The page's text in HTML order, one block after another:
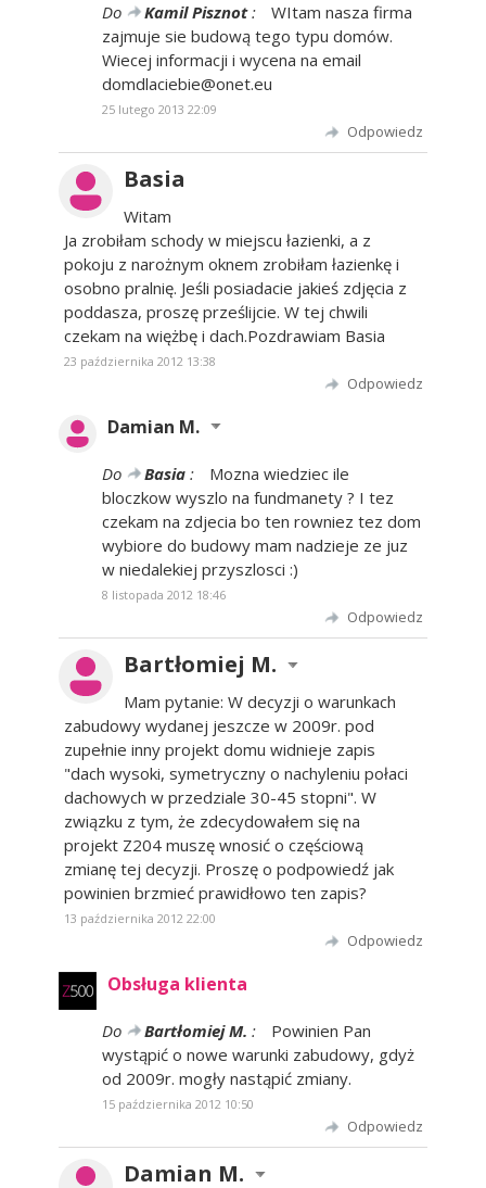
Do Kamil Pisznot:
WItam nasza firma
zajmuje sie budową tego typu domów.
Wiecej informacji i wycena na email
domdlaciebie@onet.eu
25 lutego 2013 22:09
Odpowiedz
Basia
Witam
Ja zrobiłam schody w miejscu łazienki, a z
pokoju z narożnym oknem zrobiłam łazienkę i
osobno pralnię. Jeśli posiadacie jakieś zdjęcia z
poddasza, proszę prześlijcie. W tej chwili
czekam na więżbę i dach.Pozdrawiam Basia
23 października 2012 13:38
Odpowiedz
Damian M.
Do Basia :
Mozna wiedziec ile
bloczkow wyszlo na fundmanety ? I tez
czekam na zdjecia bo ten rowniez tez dom
wybiore do budowy mam nadzieje ze juz
w niedalekiej przyszlosci :)
8 listopada 2012 18:46
Odpowiedz
Bartłomiej M.
Mam pytanie: W decyzji o warunkach
zabudowy wydanej jeszcze w 2009r. pod
zupełnie inny projekt domu widnieje zapis
"dach wysoki, symetryczny o nachyleniu połaci
dachowych w przedziale 30-45 stopni". W
związku z tym, że zdecydowałem się na
projekt Z204 muszę wnosić o częściową
zmianę tej decyzji. Proszę o podpowiedź jak
powinien brzmieć prawidłowo ten zapis?
13 października 2012 22:00
Odpowiedz
Obsługa klienta
Do Bartłomiej M. :
Powinien Pan
wystąpić o nowe warunki zabudowy, gdyż
od 2009r. mogły nastąpić zmiany.
15 października 2012 10:50
Odpowiedz
Damian M.